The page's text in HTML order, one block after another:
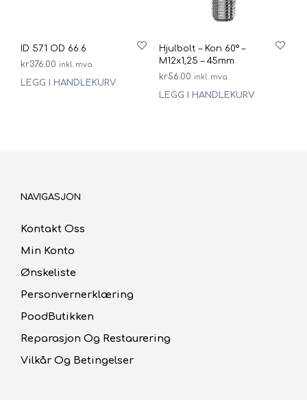
ID 57.1 OD 66.6
kr376.00 inkl. mva
LEGG I HANDLEKURV
Hjulbolt – Kon 60° –
M12x1,25 – 45mm
kr56.00 inkl. mva
LEGG I HANDLEKURV
NAVIGASJON
Kontakt Oss
Min Konto
Ønskeliste
Personvernerklæring
PoodButikken
Reparasjon Og Restaurering
Vilkår Og Betingelser